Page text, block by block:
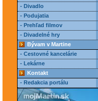
- Divadlo
- Podujatia
- Prehľad filmov
- Divadelné hry
Bývam v Martine
- Cestovné kancelárie
- Lekárne
Kontakt
- Redakcia portálu